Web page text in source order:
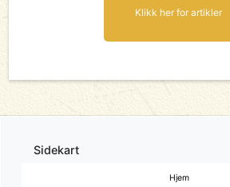
Klikk her for artikler
Sidekart
Hjem